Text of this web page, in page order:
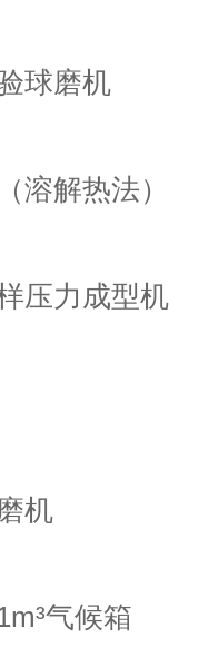
球磨机
溶解热法）
压力成型机
机
气候箱